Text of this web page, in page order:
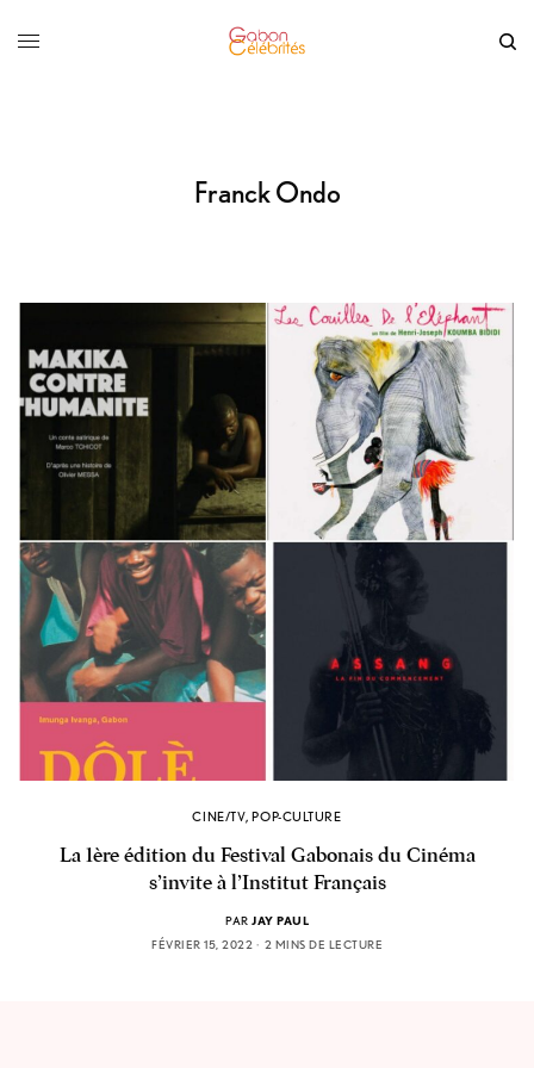
Franck Ondo
CINE/TV,POP-CULTURE
La 1ère édition du Festival Gabonais du Cinéma
s’invite à l’Institut Français
PAR JAY PAUL
FÉVRIER 15, 2022
2 MINS DE LECTURE